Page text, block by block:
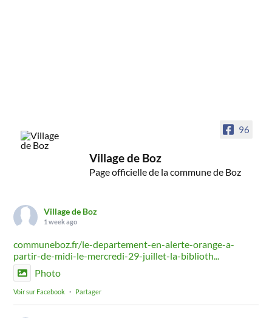
96
Village de Boz
Page officielle de la commune de Boz
Village de Boz
1 week ago
communeboz.fr/le-departement-en-alerte-orange-a-
partir-de-midi-le-mercredi-29-juillet-la-biblioth...
Photo
Voir sur Facebook · Partager